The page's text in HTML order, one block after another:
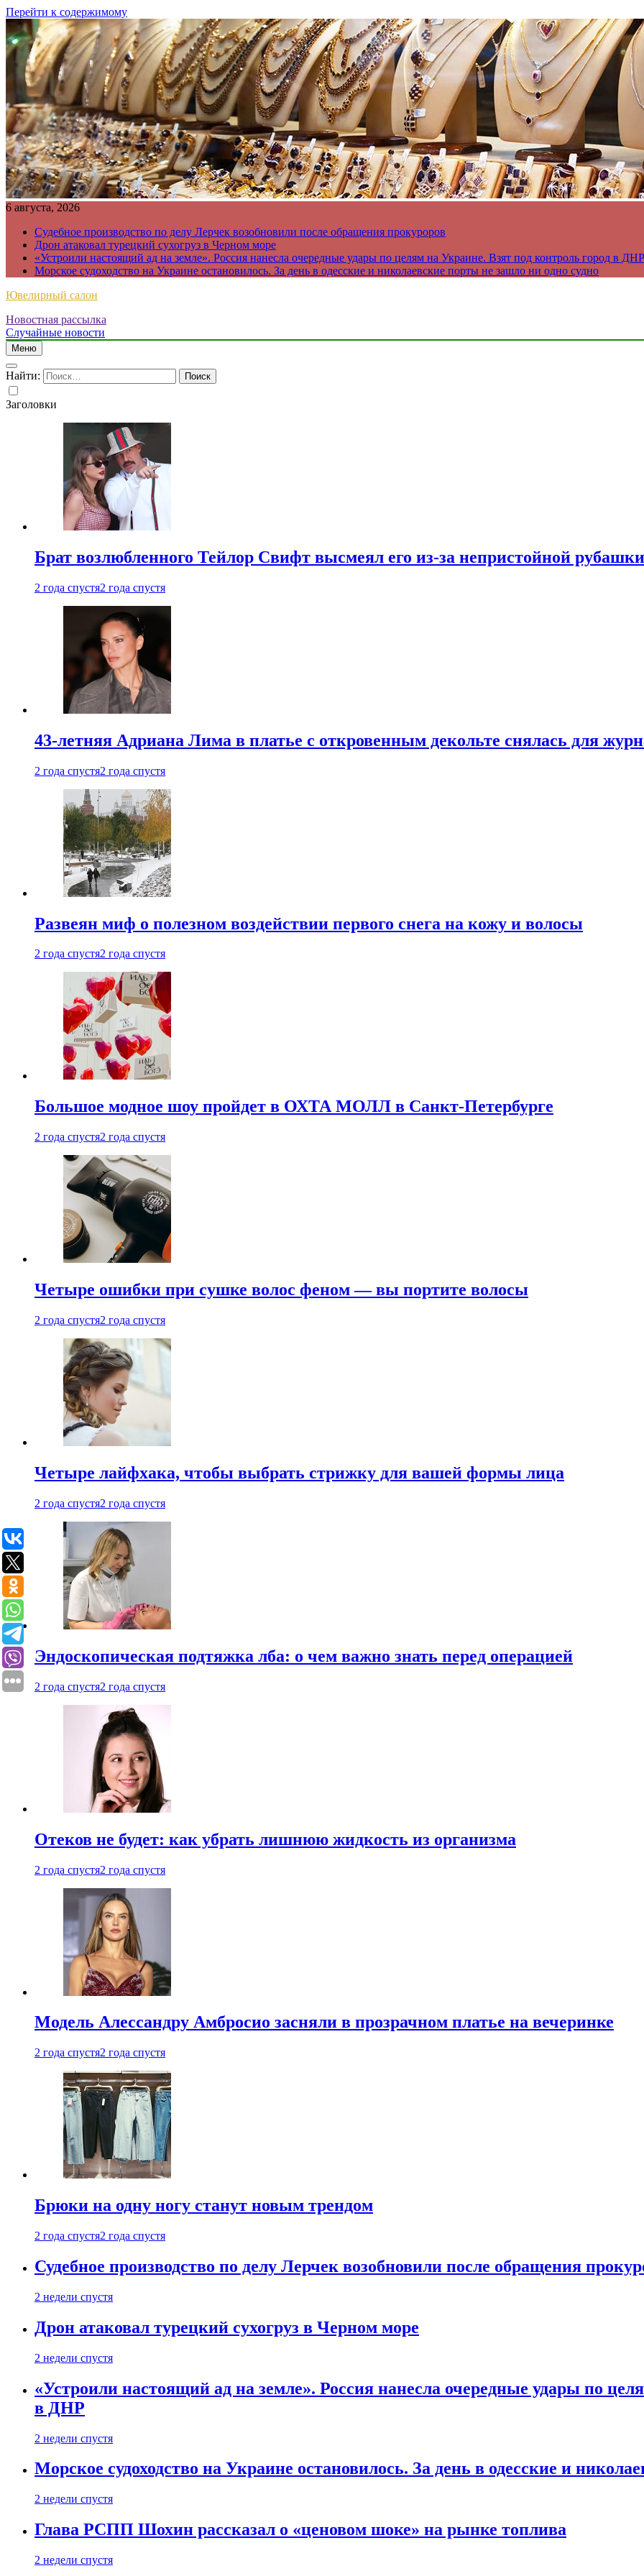
Перейти к содержимому
6 августа, 2026
Судебное производство по делу Лерчек возобновили после обращения прокуроров
Дрон атаковал турецкий сухогруз в Черном море
«Устроили настоящий ад на земле». Россия нанесла очередные удары по целям на Украине. Взят под контроль город в ДНР
Морское судоходство на Украине остановилось. За день в одесские и николаевские порты не зашло ни одно судно
Ювелирный салон
Новостная рассылка
Случайные новости
Меню
Найти:
Заголовки
Брат возлюбленного Тейлор Свифт высмеял его из-за непристойной
2 года спустя2 года спустя
43-летняя Адриана Лима в платье с откровенным декольте снялась для
2 года спустя2 года спустя
Развеян миф о полезном воздействии первого снега на кожу и волосы
2 года спустя2 года спустя
Большое модное шоу пройдет в ОХТА МОЛЛ в Санкт-Петербурге
2 года спустя2 года спустя
Четыре ошибки при сушке волос феном — вы портите волосы
2 года спустя2 года спустя
Четыре лайфхака, чтобы выбрать стрижку для вашей формы лица
2 года спустя2 года спустя
Эндоскопическая подтяжка лба: о чем важно знать перед операцией
2 года спустя2 года спустя
Отеков не будет: как убрать лишнюю жидкость из организма
2 года спустя2 года спустя
Модель Алессандру Амбросио засняли в прозрачном платье на вечеринке
2 года спустя2 года спустя
Брюки на одну ногу станут новым трендом
2 года спустя2 года спустя
Судебное производство по делу Лерчек возобновили после обращения
2 недели спустя
Дрон атаковал турецкий сухогруз в Черном море
2 недели спустя
«Устроили настоящий ад на земле». Россия нанесла очередные удары по
в ДНР
2 недели спустя
Морское судоходство на Украине остановилось. За день в одесские и
2 недели спустя
Глава РСПП Шохин рассказал о «ценовом шоке» на рынке топлива
2 недели спустя